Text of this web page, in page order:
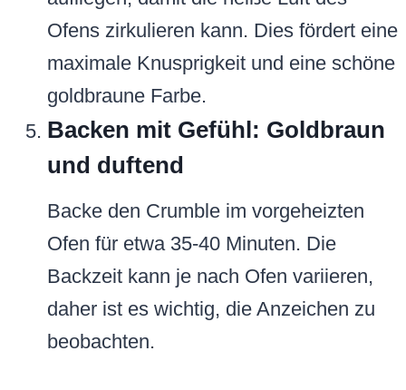
Ofens zirkulieren kann. Dies fördert eine
maximale Knusprigkeit und eine schöne
goldbraune Farbe.
Backen mit Gefühl: Goldbraun
und duftend
Backe den Crumble im vorgeheizten
Ofen für etwa 35-40 Minuten. Die
Backzeit kann je nach Ofen variieren,
daher ist es wichtig, die Anzeichen zu
beobachten.